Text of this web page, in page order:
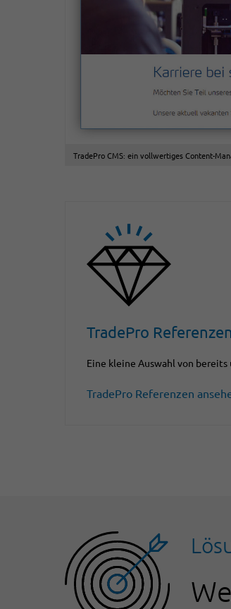
TradePro CMS: ein vollwertiges Content-
TradePro Referenzen
Eine kleine Auswahl von
TradePro Referenzen